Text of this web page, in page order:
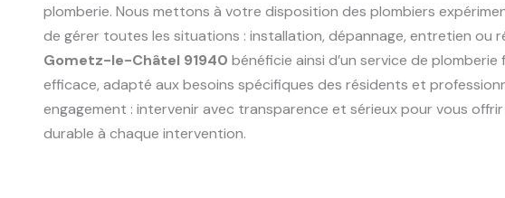
plomberie. Nous mettons à votre disposition des plombiers
de gérer toutes les situations : installation, dépannage, entretien ou
Gometz-le-Châtel 91940 bénéficie ainsi d’un service de
efficace, adapté aux besoins spécifiques des résidents et
engagement : intervenir avec transparence et sérieux pour vous
durable à chaque intervention.